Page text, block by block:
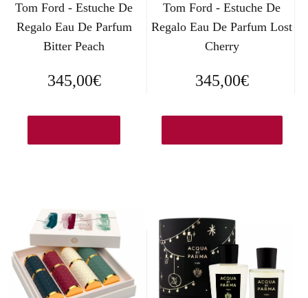
Tom Ford - Estuche De
Regalo Eau De Parfum
Bitter Peach
345,00€
Tom Ford - Estuche De
Regalo Eau De Parfum Lost
Cherry
345,00€